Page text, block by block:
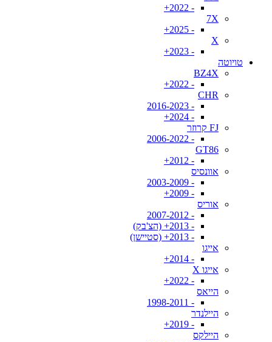
- 2022+
7X
- 2025+
X
- 2023+
טויוטה
BZ4X
- 2022+
CHR
- 2016-2023
- 2024+
FJ קרוזר
- 2006-2022
GT86
- 2012+
אוונסיס
- 2003-2009
- 2009+
אוריס
- 2007-2012
- 2013+ (הצ'בק)
- 2013+ (סטיישן)
אייגו
- 2014+
אייגו X
- 2022+
הייאס
- 1998-2011
היילנדר
- 2019+
היילקס